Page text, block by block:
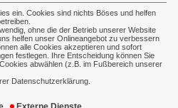
ein. Cookies sind nichts Böses und helfen
ohne die der Betrieb unserer Website
helfen unser Onlineangebot zu verbessern
alle Cookies akzeptieren und sofort
festlegen. Ihre Entscheidung können Sie
abwählen (z.B. im Fußbereich unserer
Datenschutzerklärung.